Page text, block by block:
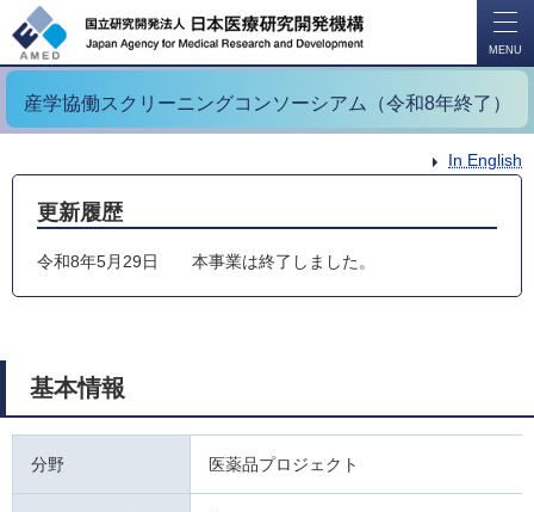
MENU
産学協働スクリーニングコンソーシアム（令和8年終了）
In English
更新履歴
令和8年5月29日 本事業は終了しました。
基本情報
分野 医薬品プロジェクト